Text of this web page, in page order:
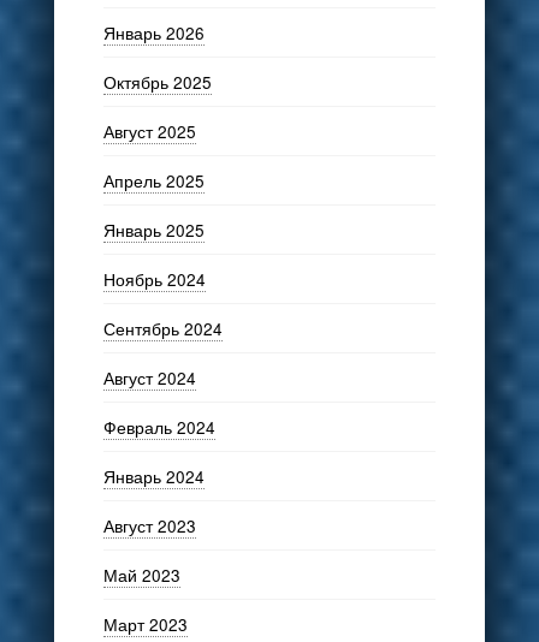
Январь 2026
Октябрь 2025
Август 2025
Апрель 2025
Январь 2025
Ноябрь 2024
Сентябрь 2024
Август 2024
Февраль 2024
Январь 2024
Август 2023
Май 2023
Март 2023